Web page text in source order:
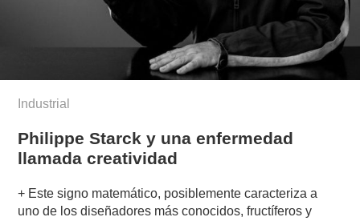
Industrial
Philippe Starck y una enfermedad
llamada creatividad
+ Este signo matemático, posiblemente caracteriza a
uno de los diseñadores más conocidos, fructíferos y